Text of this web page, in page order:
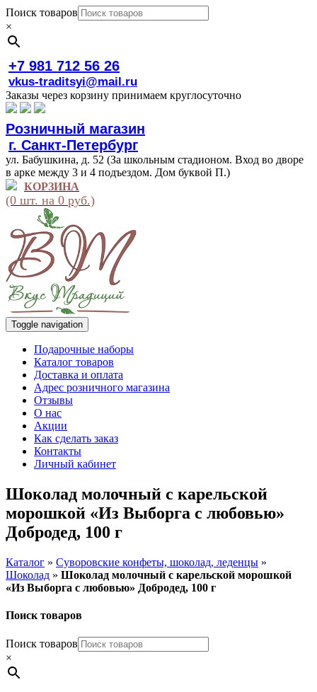
Поиск товаров
×
+7 981 712 56 26
vkus-traditsyi@mail.ru
Заказы через корзину принимаем круглосуточно
Розничный магазин
г. Санкт-Петербург
ул. Бабушкина, д. 52 (За школьным стадионом. Вход во дворе
в арке между 3 и 4 подъездом. Дом буквой П.)
КОРЗИНА
(0 шт. на 0 руб.)
Toggle navigation
Подарочные наборы
Каталог товаров
Доставка и оплата
Адрес розничного магазина
Отзывы
О нас
Акции
Как сделать заказ
Контакты
Личный кабинет
Шоколад молочный с карельской
морошкой «Из Выборга с любовью»
Добродед, 100 г
Каталог » Суворовские конфеты, шоколад, леденцы »
Шоколад » Шоколад молочный с карельской морошкой
«Из Выборга с любовью» Добродед, 100 г
Поиск товаров
Поиск товаров
×